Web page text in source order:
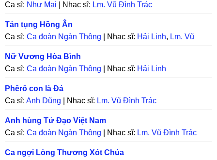
Ca sĩ: Như Mai | Nhạc sĩ: Lm. Vũ Đình Trác
Tán tụng Hồng Ân
Ca sĩ: Ca đoàn Ngàn Thông | Nhạc sĩ: Hải Linh, Lm. Vũ
Đình Trác
Nữ Vương Hòa Bình
Ca sĩ: Ca đoàn Ngàn Thông | Nhạc sĩ: Hải Linh
Phêrô con là Đá
Ca sĩ: Anh Dũng | Nhạc sĩ: Lm. Vũ Đình Trác
Anh hùng Tử Đạo Việt Nam
Ca sĩ: Ca đoàn Ngàn Thông | Nhạc sĩ: Lm. Vũ Đình Trác
Ca ngợi Lòng Thương Xót Chúa